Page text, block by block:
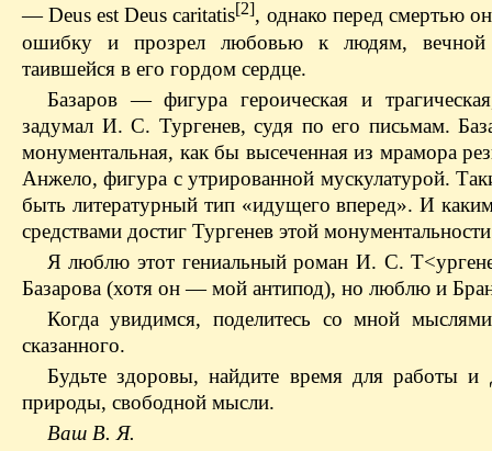
— Deus est Deus caritatis[2], однако перед смертью
ошибку и прозрел любовью к людям, вечной
таившейся в его гордом сердце.
Базаров — фигура героическая и
задумал И. С. Тургенев, судя по его письмам.
монументальная, как бы высеченная из мрамора
Анжело, фигура с утрированной мускулатурой.
быть литературный тип «идущего вперед». И
средствами достиг Тургенев этой
Я люблю этот гениальный роман И. С.
Базарова (хотя он — мой антипод), но люблю и
Когда увидимся, поделитесь со мной
сказанного.
Будьте здоровы, найдите время для работы и
природы, свободной мысли.
Ваш В. Я.